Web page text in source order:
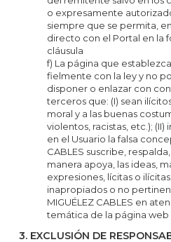
o expresamente
siempre que se permita,
directo con el Portal en la
cláusula
f) La página que
fielmente con la ley y no
disponer o enlazar con
terceros que: (I) sean
moral y a las buenas
violentos, racistas, etc.);
en el Usuario la falsa
CABLES suscribe,
manera apoya, las ideas,
expresiones, lícitas o
inapropiados o no
MIGUÉLEZ CABLES en
temática de la página web
3. EXCLUSIÓN DE